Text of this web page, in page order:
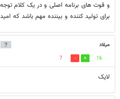
و قوت های برنامه اصلی و در یک کلام توجه
برای تولید کننده و بیننده مهم باشد که
میلاد
16
7
لایک